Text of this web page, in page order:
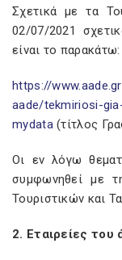
Σχετικά με τα
02/07/2021
είναι το παρακάτω:
https://
aade/tekmiriosi-
mydata(τίτλος
Οι εν λόγω
συμφωνηθεί με
Τουριστικών και
2. Εταιρείες